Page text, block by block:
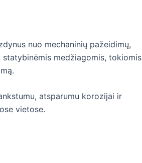
nuo mechaninių pažeidimų,
medžiagomis, tokiomis
atsparumu korozijai ir
vietose.